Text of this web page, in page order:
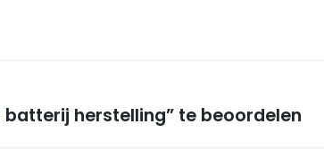
batterij herstelling” te beoordelen